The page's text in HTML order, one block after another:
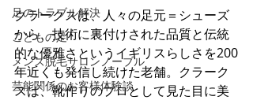
足のトラブル解決
こどもの足
メンズ脱毛サロンノーブル
芸能関係のお客様体験談
クラークスは、人々の足元＝シューズ
から、技術に裏付けされた品質と伝統
的な優雅さというイギリスらしさを200
年近くも発信し続けた老舗。クラーク
スは、靴作りのプロとして見た目に美